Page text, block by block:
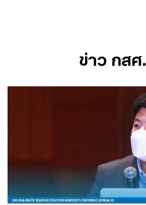
ข่าว กสศ.